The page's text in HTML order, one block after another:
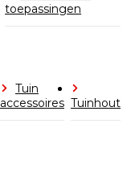
toepassingen
Tuin
accessoires Tuinhout